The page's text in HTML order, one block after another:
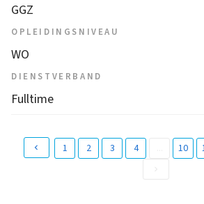
GGZ
OPLEIDINGSNIVEAU
WO
DIENSTVERBAND
Fulltime
1 2 3 4 10